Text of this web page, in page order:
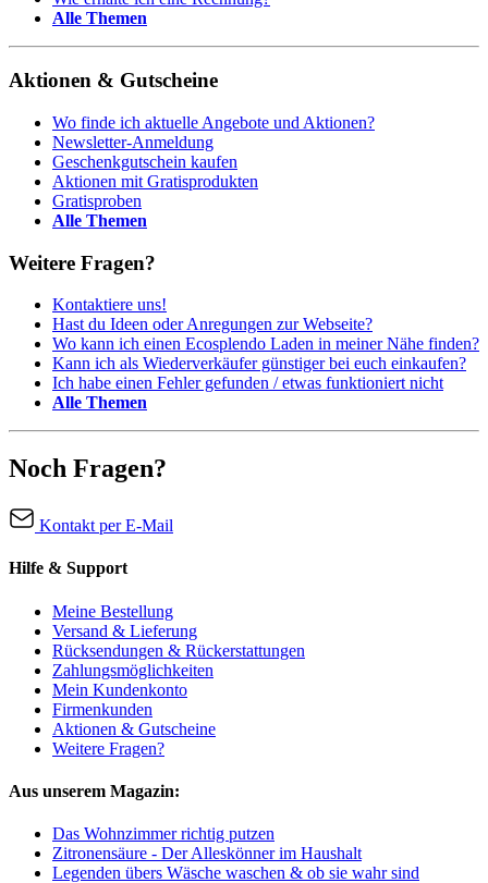
Alle Themen
Aktionen & Gutscheine
Wo finde ich aktuelle Angebote und Aktionen?
Newsletter-Anmeldung
Geschenkgutschein kaufen
Aktionen mit Gratisprodukten
Gratisproben
Alle Themen
Weitere Fragen?
Kontaktiere uns!
Hast du Ideen oder Anregungen zur Webseite?
Wo kann ich einen Ecosplendo Laden in meiner Nähe finden?
Kann ich als Wiederverkäufer günstiger bei euch einkaufen?
Ich habe einen Fehler gefunden / etwas funktioniert nicht
Alle Themen
Noch Fragen?
Kontakt per E-Mail
Hilfe & Support
Meine Bestellung
Versand & Lieferung
Rücksendungen & Rückerstattungen
Zahlungsmöglichkeiten
Mein Kundenkonto
Firmenkunden
Aktionen & Gutscheine
Weitere Fragen?
Aus unserem Magazin:
Das Wohnzimmer richtig putzen
Zitronensäure - Der Alleskönner im Haushalt
Legenden übers Wäsche waschen & ob sie wahr sind